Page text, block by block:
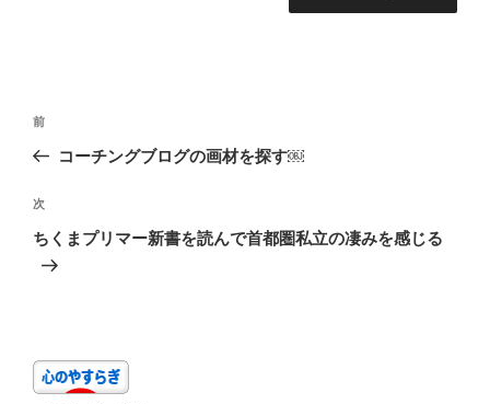
投
ビ
ゲ
ー
ン
前
の
稿
前
コーチングブログの画材を探す￼
次
の
次
ちくまプリマー新書を読んで首都圏私立の凄みを感じる